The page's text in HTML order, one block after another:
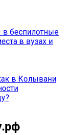
в беспилотные
в вузах и
в Колывани